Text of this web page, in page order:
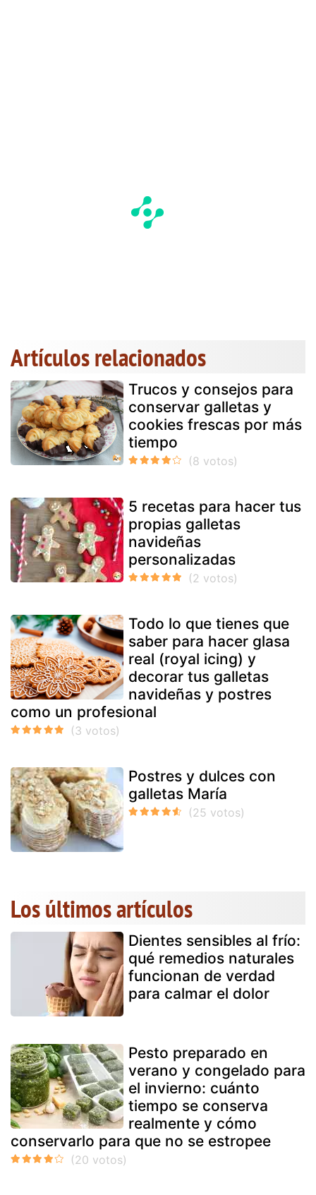
Artículos relacionados
Trucos y consejos para
conservar galletas y
cookies frescas por más
tiempo
5 recetas para hacer tus
propias galletas
navideñas
personalizadas
Todo lo que tienes que
saber para hacer glasa
real (royal icing) y
decorar tus galletas
navideñas y postres
como un profesional
Postres y dulces con
galletas María
Los últimos artículos
Dientes sensibles al frío:
qué remedios naturales
funcionan de verdad
para calmar el dolor
Pesto preparado en
verano y congelado para
el invierno: cuánto
tiempo se conserva
realmente y cómo
conservarlo para que no se estropee